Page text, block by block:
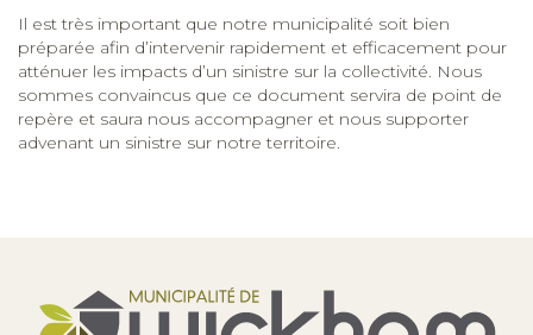
Il est très important que notre municipalité soit bien
préparée afin d’intervenir rapidement et efficacement pour
atténuer les impacts d’un sinistre sur la collectivité. Nous
sommes convaincus que ce document servira de point de
repère et saura nous accompagner et nous supporter
advenant un sinistre sur notre territoire.